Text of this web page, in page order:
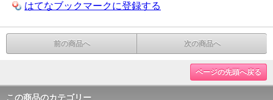
はてなブックマークに登録する
前の商品へ 次の商品へ
ページの先頭へ戻る
この商品のカテゴリー